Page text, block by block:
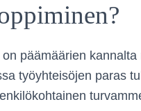
päämäärien
työyhteisöjen paras